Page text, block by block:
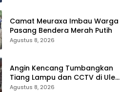
Camat Meuraxa Imbau Warga
Pasang Bendera Merah Putih
Agustus 8, 2026
Angin Kencang Tumbangkan
Tiang Lampu dan CCTV di Ulee
Lheue, Diskominfotik Lakukan
Agustus 8, 2026